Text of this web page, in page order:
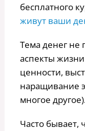
бесплатного
живут ваши
Тема денег не
аспекты
ценности,
наращивание
многое
Часто бывает,